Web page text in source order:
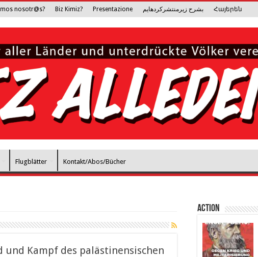
nosotr@s? Biz Kimiz? Presentazione بشرح زیرمنتشرکرده­ایم Հայերեն
Flugblätter Kontakt/Abos/Bücher
und Kampf des palästinensischen
Action